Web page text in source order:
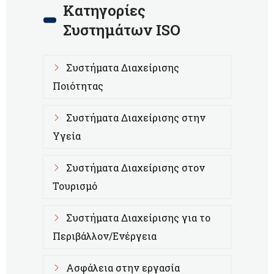
Κατηγορίες
Συστημάτων ISO
Συστήματα Διαχείρισης
Ποιότητας
Συστήματα Διαχείρισης στην
Υγεία
Συστήματα Διαχείρισης στον
Τουρισμό
Συστήματα Διαχείρισης για το
Περιβάλλον/Ενέργεια
Ασφάλεια στην εργασία